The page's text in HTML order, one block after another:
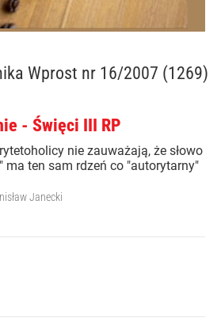
Wprost nr 16/2007 (1269)
- Święci III RP
nie zauważają, że słowo
ma ten sam rdzeń co "autorytarny"
Janecki